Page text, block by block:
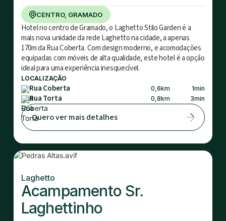
CENTRO, GRAMADO
Hotel no centro de Gramado, o Laghetto Stilo Garden é a
mais nova unidade da rede Laghetto na cidade, a apenas
170m da Rua Coberta. Com design moderno, e acomodações
equipadas com móveis de alta qualidade, este hotel é a opção
ideal para uma experiência inesquecível.
LOCALIZAÇÃO
Rua Coberta 0,6km 1min
Rua Torta 0,8km 3min
Quero ver mais detalhes
Laghetto
Acampamento Sr.
Laghettinho